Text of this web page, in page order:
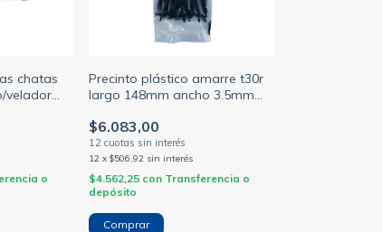
chatas
velador
o
Precinto plástico amarre t30r
largo 148mm ancho 3.5mm
(HELLERMANN)
$6.083,00
12 x $506,92 sin interés
$4.562,25 con Transferencia o
depósito